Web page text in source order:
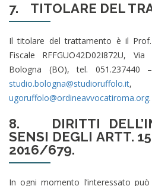
7. TITOLARE DEL
Il titolare del trattamento è il
Fiscale RFFGUO42D02I872U,
Bologna (BO), tel. 051.237440
studio.bologna@studioruffolo.it,
ugoruffolo@ordineavvocatiroma.org.
8. DIRITTI
SENSI DEGLI ARTT.
2016/679.
In ogni momento l’interessato